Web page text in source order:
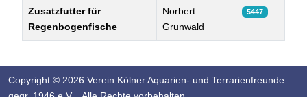
Zusatzfutter für
Regenbogenfische
Norbert
Grunwald
5447
Copyright © 2026 Verein Kölner Aquarien- und Terrarienfreunde